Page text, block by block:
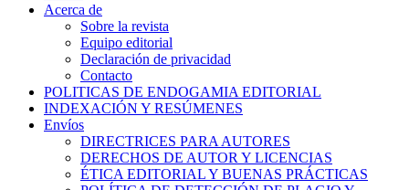
Acerca de
Sobre la revista
Equipo editorial
Declaración de privacidad
Contacto
POLITICAS DE ENDOGAMIA EDITORIAL
INDEXACIÓN Y RESÚMENES
Envíos
DIRECTRICES PARA AUTORES
DERECHOS DE AUTOR Y LICENCIAS
ÉTICA EDITORIAL Y BUENAS PRÁCTICAS